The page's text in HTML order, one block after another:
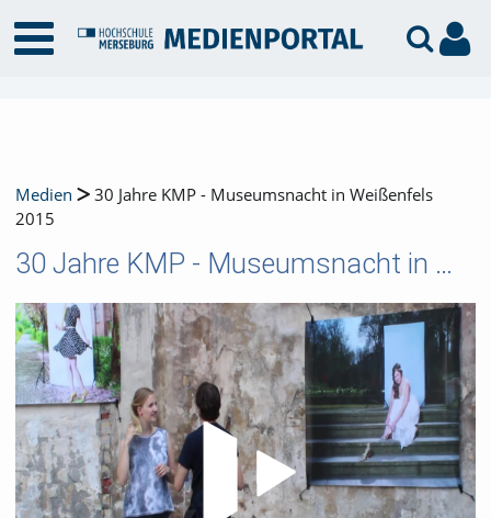
Medien
30 Jahre KMP - Museumsnacht in Weißenfels
2015
30 Jahre KMP - Museumsnacht in Weißenfels 2015